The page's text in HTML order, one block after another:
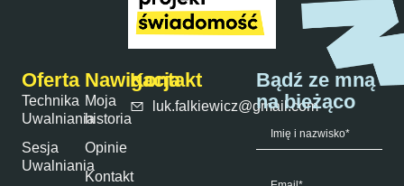
Oferta
Technika
Uwalniania
Sesja
Uwalniania
Nawigacja
Moja
historia
Opinie
Kontakt
Kontakt
luk.falkiewicz@gmail.com
Bądź ze mną
na bieżąco